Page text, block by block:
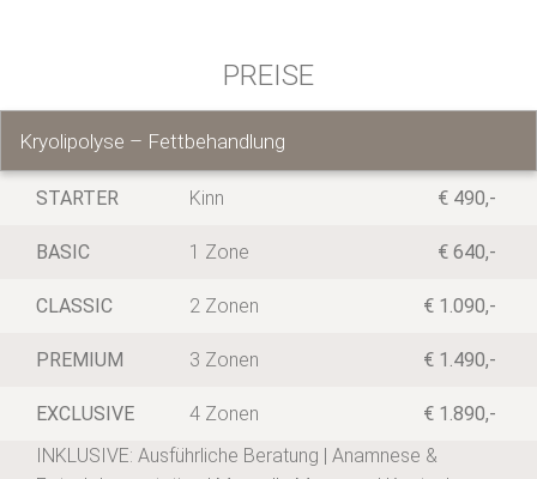
PREISE
Kryolipolyse – Fettbehandlung
STARTER Kinn € 490,-
BASIC 1 Zone € 640,-
CLASSIC 2 Zonen € 1.090,-
PREMIUM 3 Zonen € 1.490,-
EXCLUSIVE 4 Zonen
€ 1.890,-
INKLUSIVE: Ausführliche Beratung | Anamnese &